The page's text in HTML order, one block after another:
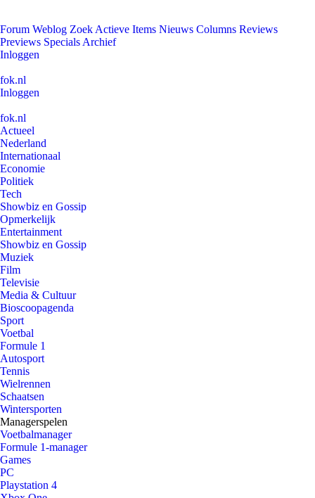
Forum Weblog Zoek Actieve Items Nieuws Columns Reviews
Previews Specials Archief
Inloggen
fok.nl
Inloggen
fok.nl
Actueel
Nederland
Internationaal
Economie
Politiek
Tech
Showbiz en Gossip
Opmerkelijk
Entertainment
Showbiz en Gossip
Muziek
Film
Televisie
Media & Cultuur
Bioscoopagenda
Sport
Voetbal
Formule 1
Autosport
Tennis
Wielrennen
Schaatsen
Wintersporten
Managerspelen
Voetbalmanager
Formule 1-manager
Games
PC
Playstation 4